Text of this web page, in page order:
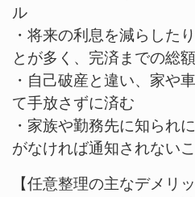
ル
・将来の利息を減らした
とが多く、完済までの総
・自己破産と違い、家や
て手放さずに済む
・家族や勤務先に知られ
がなければ通知されないこ
【任意整理の主なデメリッ